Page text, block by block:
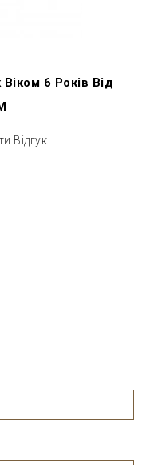
6 Років Від
Відгук